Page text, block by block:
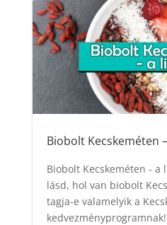
Biobolt Kecskeméten
Biobolt Kecskeméten - a
lásd, hol van biobolt
tagja-e valamelyik a
kedvezményprogramnak!